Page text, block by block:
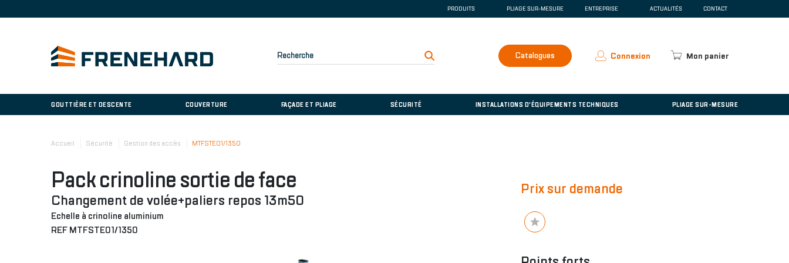
PRODUITS
FAÇADE ET PLIAGE
SÉCURITÉ
PLIAGE SUR-MESURE
ENTREPRISE
ACTUALITÉS CONTACT
Recherche Catalogues Connexion Mon panier
GOUTTIÈRE ET DESCENTE COUVERTURE FAÇADE ET PLIAGE SÉCURITÉ INSTALLATIONS D'ÉQUIPEMENTS TECHNIQUES PLIAGE SUR-MESURE
Accueil Sécurité Gestion des accès MTFSTE01/1350
Pack crinoline sortie de face
Changement de volée+paliers repos 13m50
Echelle à crinoline aluminium
REF MTFSTE01/1350
Prix sur demande